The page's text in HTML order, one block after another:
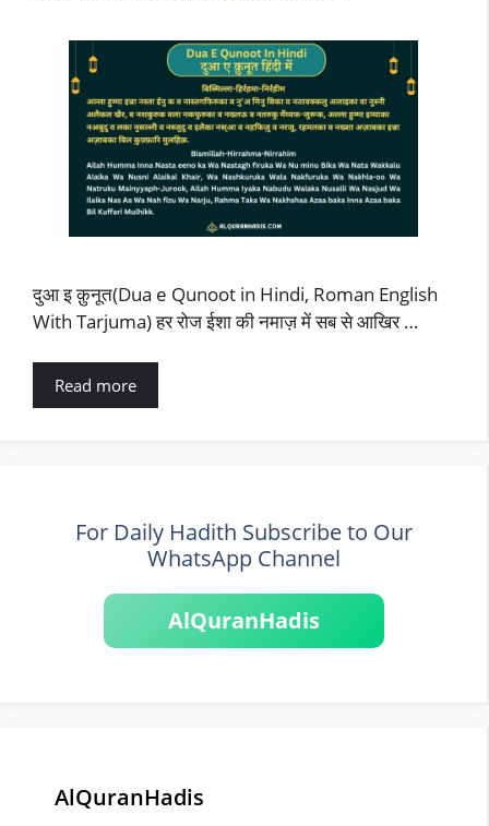
दुआ इ क़ुनूत(Dua e Qunoot in Hindi, Roman English
With Tarjuma) हर रोज ईशा की नमाज़ में सब से आखिर …
Read more
For Daily Hadith Subscribe to Our
WhatsApp Channel
AlQuranHadis
AlQuranHadis